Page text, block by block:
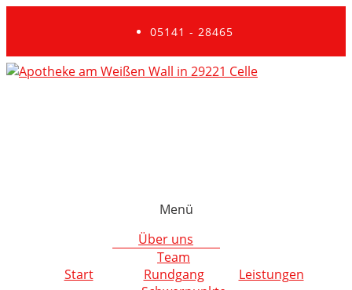
05141 - 28465
Menü
Start
Über uns
Team
Rundgang
Leistungen